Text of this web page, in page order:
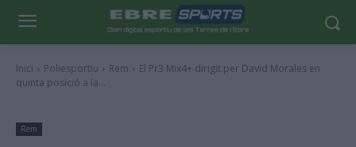
Inici Poliesportiu Rem
El Pr3 Mix4+ dirigit per David Morales en
quinta posició a la...
Rem